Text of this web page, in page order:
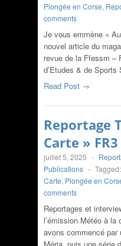
Plongée en Corse,
comments
Je vous emmène «
nouvel article du
revue de la Ffessm –
d’Etudes & de
Read Post →
Reportage
Carte »
juillet 5, 2025 -
Publications - Tagged:
Carte, Plongée en
comments
Reportages et
l’émission Météo à la
avons commencé par